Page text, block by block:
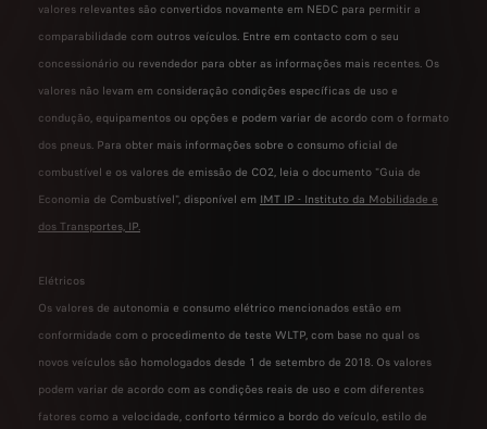
valores relevantes são convertidos novamente em NEDC para permitir a
comparabilidade com outros veículos. Entre em contacto com o seu
concessionário ou revendedor para obter as informações mais recentes. Os
valores não levam em consideração condições específicas de uso e
condução, equipamentos ou opções e podem variar de acordo com o formato
dos pneus. Para obter mais informações sobre o consumo oficial de
combustível e os valores de emissão de CO2, leia o documento "Guia de
Economia de Combustível", disponível em IMT IP - Instituto da Mobilidade e
dos Transportes, IP.
Elétricos
Os valores de autonomia e consumo elétrico mencionados estão em
conformidade com o procedimento de teste WLTP, com base no qual os
novos veículos são homologados desde 1 de setembro de 2018. Os valores
podem variar de acordo com as condições reais de uso e com diferentes
fatores como a velocidade, conforto térmico a bordo do veículo, estilo de